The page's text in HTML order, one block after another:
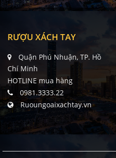
RƯỢU XÁCH TAY
Quận Phú Nhuận, TP. Hồ
Chí Minh
HOTLINE mua hàng
0981.3333.22
Ruoungoaixachtay.vn